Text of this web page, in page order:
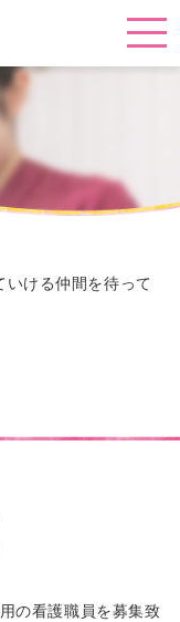
いける仲間を待って
の看護職員を募集致